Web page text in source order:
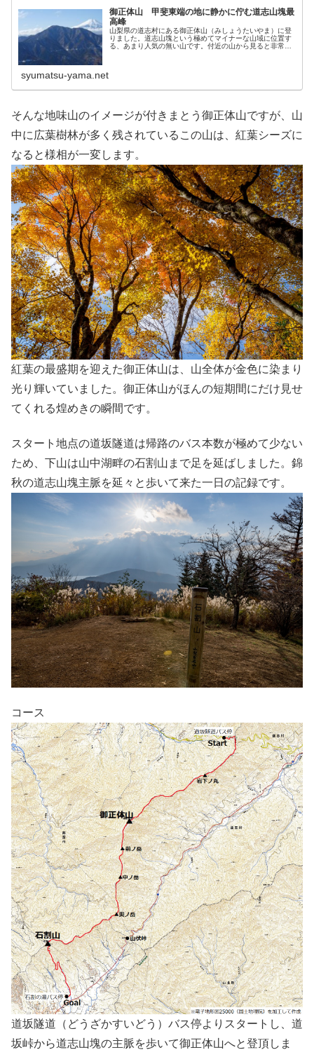
御正体山 甲斐東端の地に静かに佇む道志山塊最
高峰
山梨県の道志村にある御正体山（みしょうたいやま）に登
りました。道志山塊という極めてマイナーな山域に位置す
る、あまり人気の無い山です。付近の山から見ると非常に
の感じられない静かな森が広がっていました。２０１６年
syumatsu-yama.net
そんな地味山のイメージが付きまとう御正体山ですが、山
中に広葉樹林が多く残されているこの山は、紅葉シーズに
なると様相が一変します。
紅葉の最盛期を迎えた御正体山は、山全体が金色に染まり
光り輝いていました。御正体山がほんの短期間にだけ見せ
てくれる煌めきの瞬間です。
スタート地点の道坂隧道は帰路のバス本数が極めて少ない
ため、下山は山中湖畔の石割山まで足を延ばしました。錦
秋の道志山塊主脈を延々と歩いて来た一日の記録です。
コース
道坂隧道（どうざかすいどう）バス停よりスタートし、道
坂峠から道志山塊の主脈を歩いて御正体山へと登頂しま